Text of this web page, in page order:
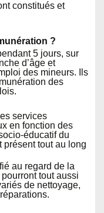
constitués et
?
5 jours, sur
d’âge et
des mineurs. Ils
des
services
en fonction des
éducatif du
tout au long
au regard de la
tout aussi
de nettoyage,